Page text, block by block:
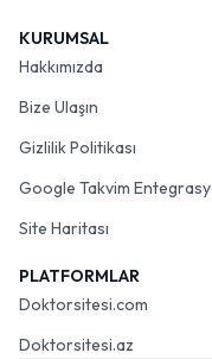
KURUMSAL
Hakkımızda
Bize Ulaşın
Gizlilik Politikası
Google Takvim
Site Haritası
PLATFORMLAR
Doktorsitesi.com
Doktorsitesi.az